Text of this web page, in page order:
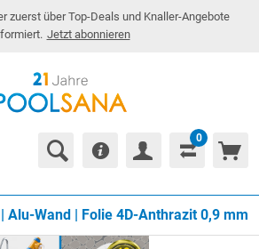
zuerst über Top-Deals und Knaller-Angebote
Jetzt abonnieren
0
Alu-Wand | Folie 4D-Anthrazit 0,9 mm